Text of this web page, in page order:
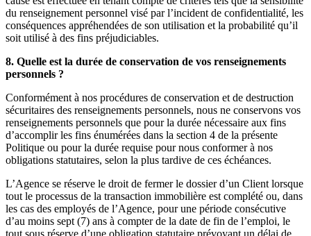
du renseignement personnel visé par l’incident de confidentialité, les
conséquences appréhendées de son utilisation et la probabilité qu’il
soit utilisé à des fins préjudiciables.
8. Quelle est la durée de conservation de vos renseignements
personnels ?
Conformément à nos procédures de conservation et de destruction
sécuritaires des renseignements personnels, nous ne conservons vos
renseignements personnels que pour la durée nécessaire aux fins
d’accomplir les fins énumérées dans la section 4 de la présente
Politique ou pour la durée requise pour nous conformer à nos
obligations statutaires, selon la plus tardive de ces échéances.
L’Agence se réserve le droit de fermer le dossier d’un Client lorsque
tout le processus de la transaction immobilière est complété ou, dans
les cas des employés de l’Agence, pour une période consécutive
d’au moins sept (7) ans à compter de la date de fin de l’emploi, le
tout sous réserve d’une obligation statutaire prévoyant un délai de